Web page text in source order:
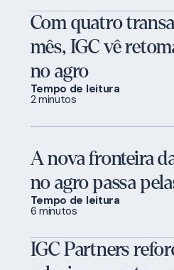
Com quatro
mês, IGC vê
no agro
Tempo de leitura
2 minutos
A nova fronteira
no agro passa
Tempo de leitura
6 minutos
IGC Partners